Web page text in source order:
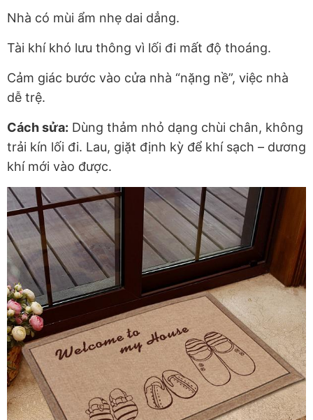
Nhà có mùi ẩm nhẹ dai dẳng.
Tài khí khó lưu thông vì lối đi mất độ thoáng.
Cảm giác bước vào cửa nhà “nặng nề”, việc nhà
dễ trệ.
Cách sửa: Dùng thảm nhỏ dạng chùi chân, không
trải kín lối đi. Lau, giặt định kỳ để khí sạch – dương
khí mới vào được.